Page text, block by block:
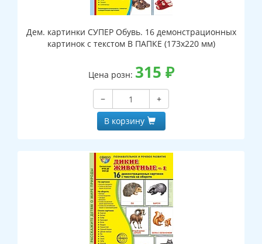
Дем. картинки СУПЕР Обувь. 16 демонстрационных
картинок с текстом В ПАПКЕ (173х220 мм)
Цена розн: 315 ₽
−
+
В корзину